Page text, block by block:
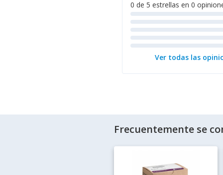
0 de 5 estrellas en 0
Ver todas las
Frecuentemente se